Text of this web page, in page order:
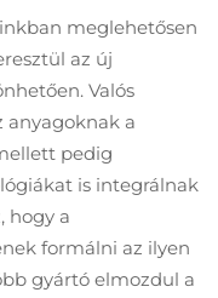
meglehetősen
az új
Valós
anyagoknak a
pedig
is integrálnak
hogy a
formálni az ilyen
gyártó elmozdul a